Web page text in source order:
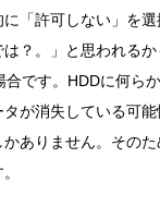
に「許可しない」を
は？。」と思われる
合です。HDDに何ら
が消失している可
ありません。その